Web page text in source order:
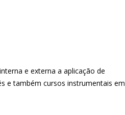
e externa a aplicação de
e também cursos instrumentais em